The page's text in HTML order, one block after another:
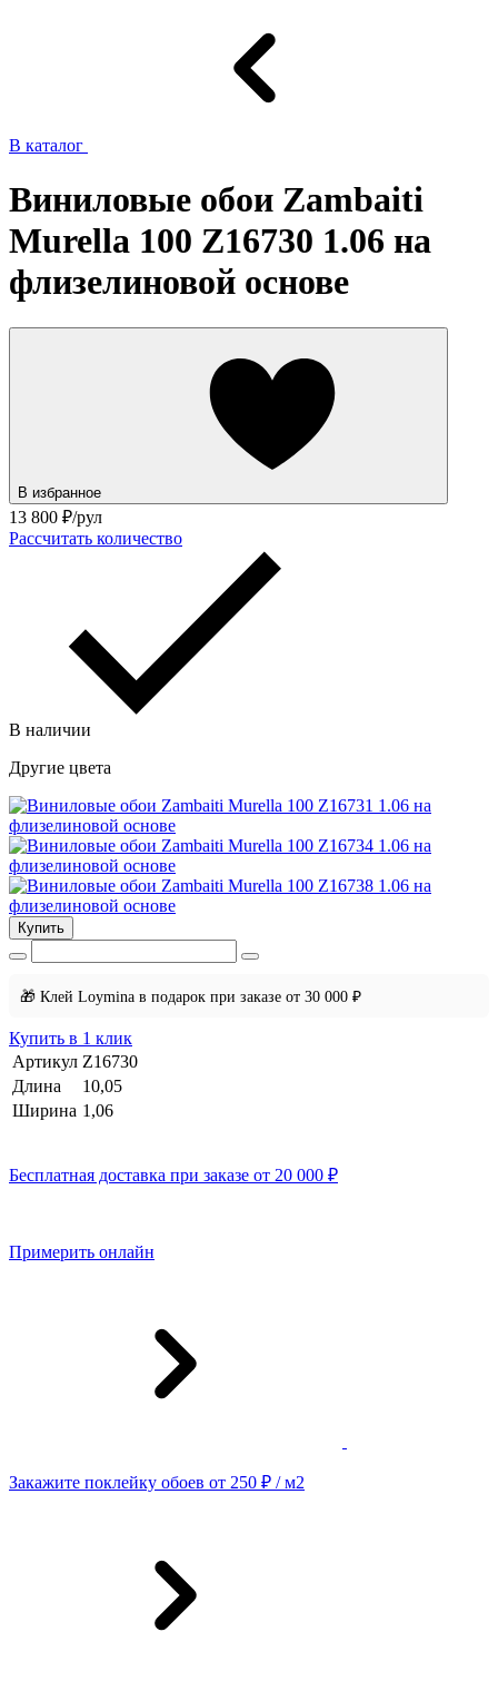
В каталог
Виниловые обои Zambaiti
Murella 100 Z16730 1.06 на
флизелиновой основе
В избранное
13 800 ₽/рул
Рассчитать количество
В наличии
Другие цвета
Купить
🎁 Клей Loymina в подарок при заказе от 30 000 ₽
Купить в 1 клик
Артикул Z16730
Длина
10,05
Ширина 1,06
Бесплатная доставка при заказе от 20 000 ₽
Примерить онлайн
Закажите поклейку обоев от 250 ₽ / м2